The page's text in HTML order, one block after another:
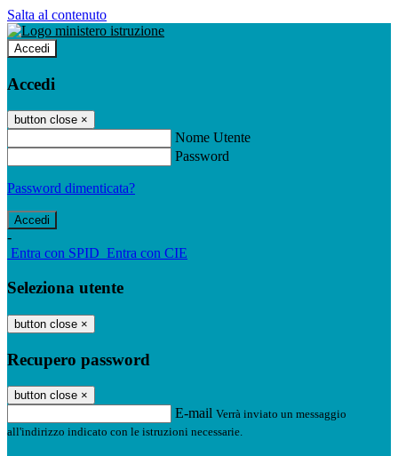
Salta al contenuto
Accedi
Accedi
button close ×
Nome Utente
Password
Password dimenticata?
-
Entra con SPID Entra con CIE
Seleziona utente
button close ×
Recupero password
button close ×
E-mail Verrà inviato un messaggio
all'indirizzo indicato con le istruzioni necessarie.